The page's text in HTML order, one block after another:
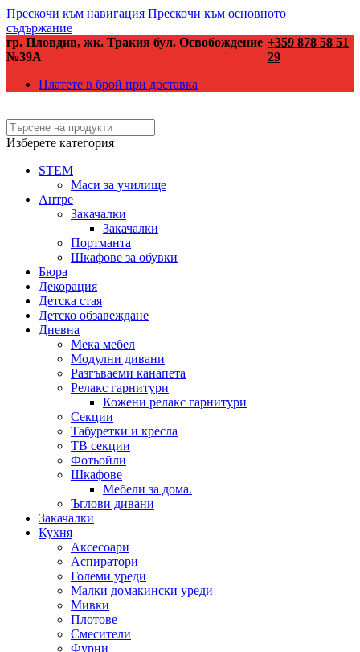
Прескочи към навигация Прескочи към основното
съдържание
гр. Пловдив, жк. Тракия бул. Освобождение
№39А
+359 878 58 51
29
Платете в брой при доставка
Изберете категория
STEM
Маси за училище
Антре
Закачалки
Закачалки
Портманта
Шкафове за обувки
Бюра
Декорация
Детска стая
Детско обзавеждане
Дневна
Мека мебел
Модулни дивани
Разгъваеми канапета
Релакс гарнитури
Кожени релакс гарнитури
Секции
Табуретки и кресла
ТВ секции
Фотьойли
Шкафове
Мебели за дома.
Ъглови дивани
Закачалки
Кухня
Аксесоари
Аспиратори
Големи уреди
Малки домакински уреди
Мивки
Плотове
Смесители
Фурни